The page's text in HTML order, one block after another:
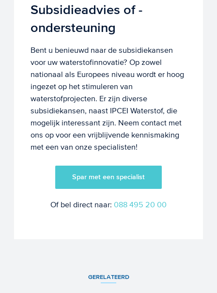
Subsidieadvies of -
ondersteuning
Bent u benieuwd naar de subsidiekansen
voor uw waterstofinnovatie? Op zowel
nationaal als Europees niveau wordt er hoog
ingezet op het stimuleren van
waterstofprojecten. Er zijn diverse
subsidiekansen, naast IPCEI Waterstof, die
mogelijk interessant zijn. Neem contact met
ons op voor een vrijblijvende kennismaking
met een van onze specialisten!
Spar met een specialist
Of bel direct naar: 088 495 20 00
GERELATEERD